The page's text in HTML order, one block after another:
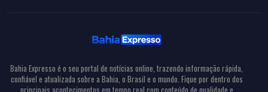
Bahia Expresso é o seu portal de notícias online, trazendo informação rápida,
confiável e atualizada sobre a Bahia, o Brasil e o mundo. Fique por dentro dos